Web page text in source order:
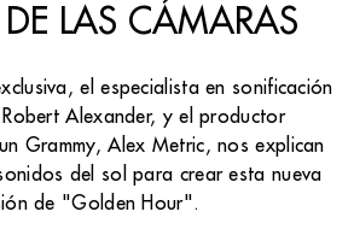
DE LAS CÁMARAS
el especialista en sonificación
Alexander, y el productor
Grammy, Alex Metric, nos explican
del sol para crear esta nueva
de "Golden Hour".